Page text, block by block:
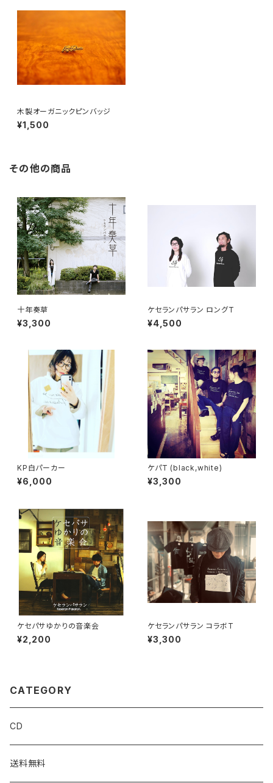
木製オーガニックピンバッジ
¥1,500
その他の商品
十年奏草
¥3,300
ケセランパサラン ロングT
¥4,500
KP白パーカー
¥6,000
ケパT (black,white)
¥3,300
ケセパサゆかりの音楽会
¥2,200
ケセランパサラン コラボT
¥3,300
CATEGORY
CD
送料無料